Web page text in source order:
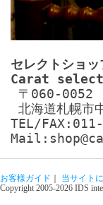
セレクトショッ
Carat
〒060-0052
北海道札幌市
TEL/
お客様ガイド 当サイト
Copyright 2005-2026 IDS